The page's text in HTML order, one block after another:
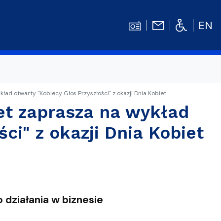
EN
Kontakt
Aktualności
Niezbędnik Studenta
Gala Absolwentów
Konkursy prac dyplomowych
Centrum Wychowania Fizycznego i
otwarty "Kobiecy Głos Przyszłości" z okazji Dnia Kobiet
zaprasza na wykład
z okazji Dnia Kobiet
działania w biznesie